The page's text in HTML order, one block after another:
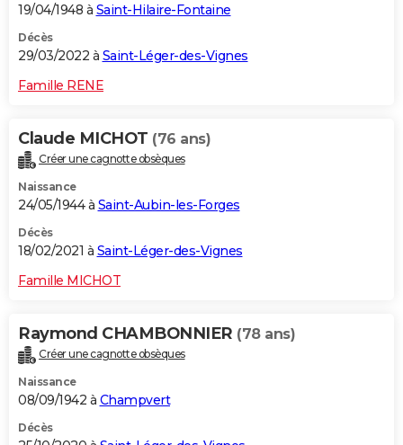
19/04/1948 à Saint-Hilaire-Fontaine
Décès
29/03/2022 à Saint-Léger-des-Vignes
Famille RENE
Claude MICHOT (76 ans)
Créer une cagnotte obsèques
Naissance
24/05/1944 à Saint-Aubin-les-Forges
Décès
18/02/2021 à Saint-Léger-des-Vignes
Famille MICHOT
Raymond CHAMBONNIER (78 ans)
Créer une cagnotte obsèques
Naissance
08/09/1942 à Champvert
Décès